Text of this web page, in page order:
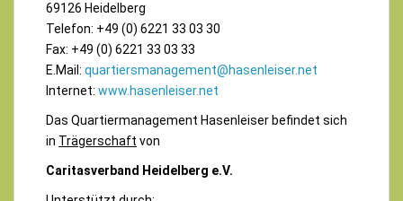
69126 Heidelberg
Telefon: +49 (0) 6221 33 03 30
Fax: +49 (0) 6221 33 03 33
E.Mail: quartiersmanagement@hasenleiser.net
Internet: www.hasenleiser.net
Das Quartiermanagement Hasenleiser befindet sich
in Trägerschaft von
Caritasverband Heidelberg e.V.